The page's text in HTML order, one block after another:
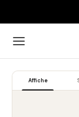
Affiche